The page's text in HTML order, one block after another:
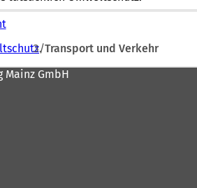
Transport und Verkehr
Mainz GmbH